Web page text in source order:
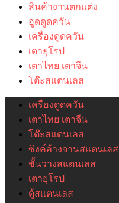
สินค้างานตกแต่ง
ฮูดดูดควัน
เครื่องดูดควัน
เตายุโรป
เตาไทย เตาจีน
โต๊ะสแตนเลส
เครื่องดูดควัน
เตาไทย เตาจีน
โต๊ะสแตนเลส
ซิงค์ล้างจานสแตนเลส
ชั้นวางสแตนเลส
เตายุโรป
ตู้สแตนเลส